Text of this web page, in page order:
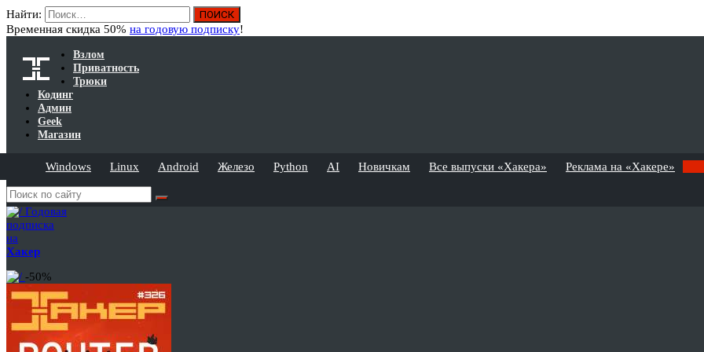
Найти:
Временная скидка 50% на годовую подписку!
Взлом
Приватность
Трюки
Кодинг
Админ
Geek
Магазин
Windows Linux Android Железо Python AI Новичкам Все выпуски «Хакера» Реклама на «Хакере»
Годовая
подписка
на
Хакер
-50%